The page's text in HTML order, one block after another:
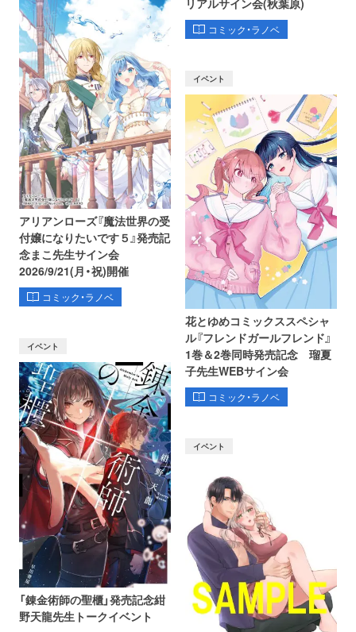
コミック・ラノベ
アリアンローズ『魔法世界の受
付嬢になりたいです５』発売記
念まこ先生サイン会
2026/9/21(月・祝)開催
コミック・ラノベ
イベント
花とゆめコミックススペシャ
ル『フレンドガールフレンド』
1巻＆2巻同時発売記念 瑠夏
子先生WEBサイン会
コミック・ラノベ
イベント
「錬金術師の聖櫃」発売記念紺
野天龍先生トークイベント
イベント